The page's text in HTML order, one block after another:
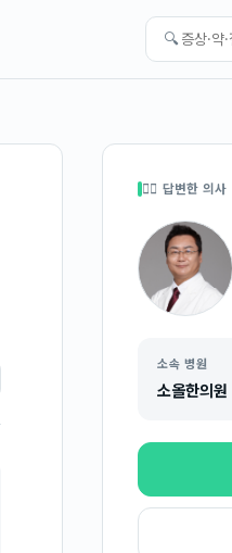
🔍
👩‍⚕️ 답변한 의사
소속 병원
소올한의원